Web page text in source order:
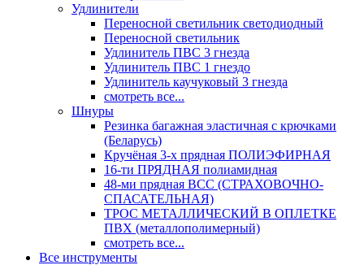
Удлинители
Переносной светильник светодиодный
Переносной светильник
Удлинитель ПВС 3 гнезда
Удлинитель ПВС 1 гнездо
Удлинитель каучуковый 3 гнезда
смотреть все...
Шнуры
Резинка багажная эластичная с крючками
(Беларусь)
Кручёная 3-х прядная ПОЛИЭФИРНАЯ
16-ти ПРЯДНАЯ полиамидная
48-ми прядная ВСС (СТРАХОВОЧНО-
СПАСАТЕЛЬНАЯ)
ТРОС МЕТАЛЛИЧЕСКИЙ В ОПЛЕТКЕ
ПВХ (металлополимерный)
смотреть все...
Все инструменты